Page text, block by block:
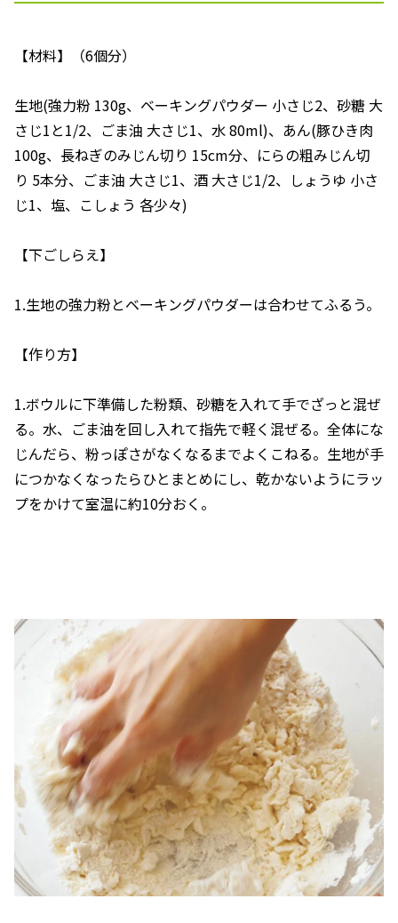
【材料】（6個分）
生地(強力粉 130g、ベーキングパウダー 小さじ2、砂糖 大
さじ1と1/2、ごま油 大さじ1、水 80ml)、あん(豚ひき肉
100g、長ねぎのみじん切り 15cm分、にらの粗みじん切
り 5本分、ごま油 大さじ1、酒 大さじ1/2、しょうゆ 小さ
じ1、塩、こしょう 各少々)
【下ごしらえ】
1.生地の強力粉とベーキングパウダーは合わせてふるう。
【作り方】
1.ボウルに下準備した粉類、砂糖を入れて手でざっと混ぜ
る。水、ごま油を回し入れて指先で軽く混ぜる。全体にな
じんだら、粉っぽさがなくなるまでよくこねる。生地が手
につかなくなったらひとまとめにし、乾かないようにラッ
プをかけて室温に約10分おく。